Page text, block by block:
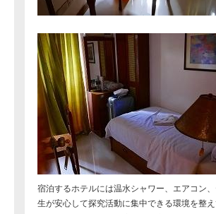
宿泊するホテルには温水シャワー、エアコン
生が安心して探究活動に集中できる環境を整